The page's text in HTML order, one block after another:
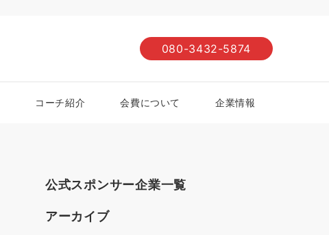
080-3432-5874
コーチ紹介 会費について 企業情報
公式スポンサー企業一覧
アーカイブ